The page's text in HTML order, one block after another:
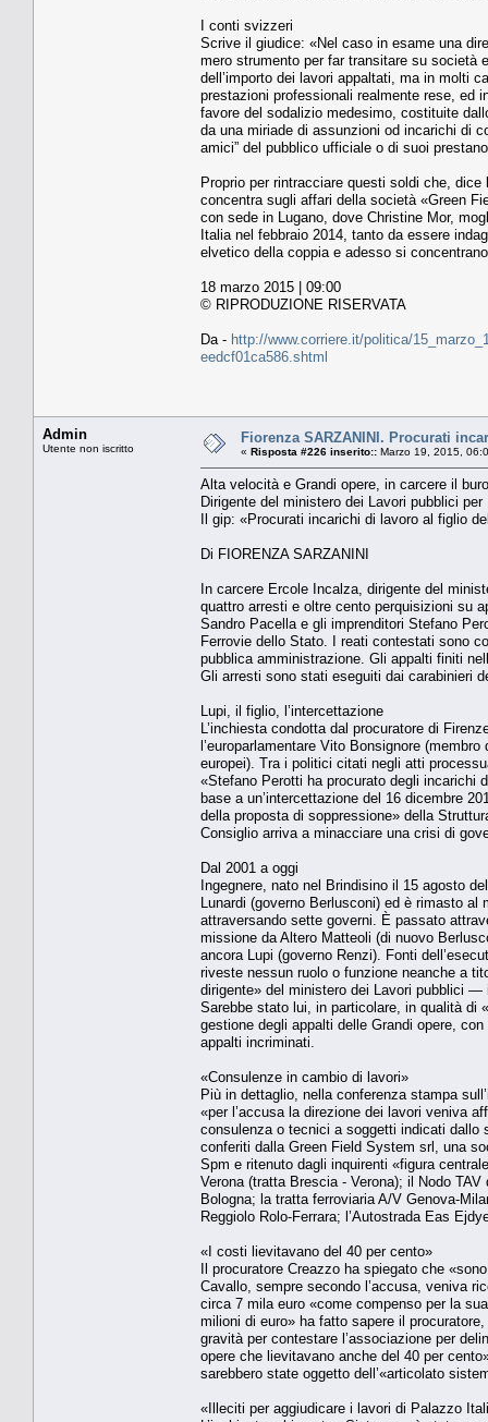
I conti svizzeri
Scrive il giudice: «Nel caso in esame una
mero strumento per far transitare su società
dell’importo dei lavori appaltati, ma in molti
prestazioni professionali realmente rese, ed
favore del sodalizio medesimo, costituite
da una miriade di assunzioni od incarichi di
amici” del pubblico ufficiale o di suoi
Proprio per rintracciare questi soldi che,
concentra sugli affari della società «Green
con sede in Lugano, dove Christine Mor,
Italia nel febbraio 2014, tanto da essere
elvetico della coppia e adesso si
18 marzo 2015 | 09:00
© RIPRODUZIONE RISERVATA
Da - http://www.corriere.it/politica/
eedcf01ca586.shtml
Admin
Utente non iscritto
Fiorenza SARZANINI. Procurati
« Risposta #226 inserito:: Marzo 19, 2015,
Alta velocità e Grandi opere, in carcere il
Dirigente del ministero dei Lavori pubblici
Il gip: «Procurati incarichi di lavoro al figlio
Di FIORENZA SARZANINI
In carcere Ercole Incalza, dirigente del
quattro arresti e oltre cento perquisizioni su
Sandro Pacella e gli imprenditori Stefano
Ferrovie dello Stato. I reati contestati sono
pubblica amministrazione. Gli appalti finiti
Gli arresti sono stati eseguiti dai carabinieri
Lupi, il figlio, l’intercettazione
L’inchiesta condotta dal procuratore di
l’europarlamentare Vito Bonsignore
europei). Tra i politici citati negli atti
«Stefano Perotti ha procurato degli incarichi
base a un’intercettazione del 16 dicembre
della proposta di soppressione» della
Consiglio arriva a minacciare una crisi di
Dal 2001 a oggi
Ingegnere, nato nel Brindisino il 15 agosto
Lunardi (governo Berlusconi) ed è rimasto
attraversando sette governi. È passato
missione da Altero Matteoli (di nuovo
ancora Lupi (governo Renzi). Fonti
riveste nessun ruolo o funzione neanche a
dirigente» del ministero dei Lavori pubblici
Sarebbe stato lui, in particolare, in qualità di
gestione degli appalti delle Grandi opere,
appalti incriminati.
«Consulenze in cambio di lavori»
Più in dettaglio, nella conferenza stampa
«per l’accusa la direzione dei lavori veniva
consulenza o tecnici a soggetti indicati dallo
conferiti dalla Green Field System srl, una
Spm e ritenuto dagli inquirenti «figura
Verona (tratta Brescia - Verona); il Nodo
Bologna; la tratta ferroviaria A/V Genova-
Reggiolo Rolo-Ferrara; l’Autostrada Eas
«I costi lievitavano del 40 per cento»
Il procuratore Creazzo ha spiegato che
Cavallo, sempre secondo l’accusa, veniva
circa 7 mila euro «come compenso per la
milioni di euro» ha fatto sapere il
gravità per contestare l’associazione per
opere che lievitavano anche del 40 per
sarebbero state oggetto dell’«articolato
«Illeciti per aggiudicare i lavori di Palazzo